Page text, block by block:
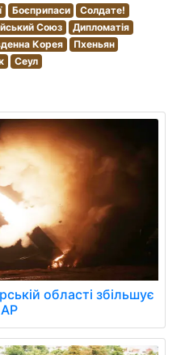
Боєприпаси
Солдате!
Союз
Дипломатія
Корея
Пхеньян
Сеул
області збільшує